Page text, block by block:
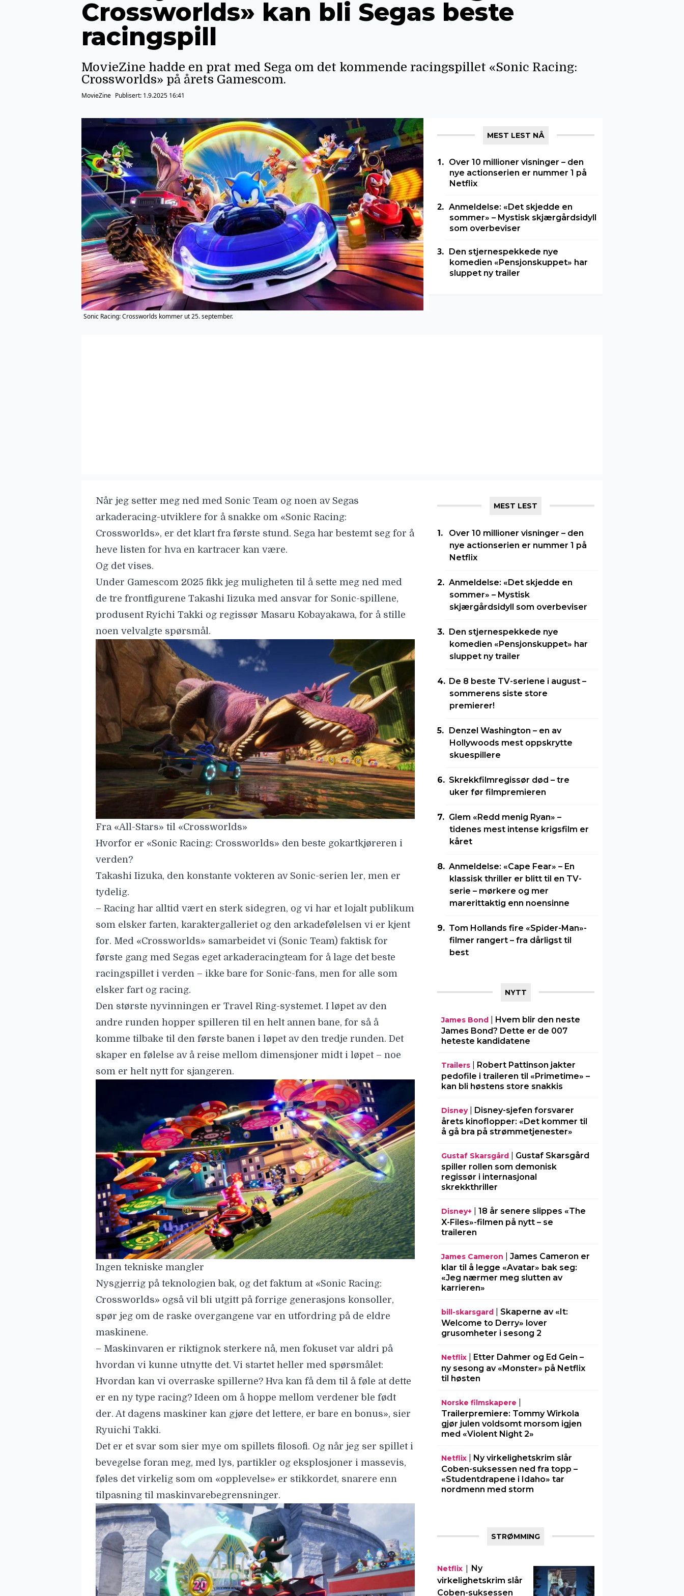
Crossworlds» kan bli Segas beste
racingspill
MovieZine hadde en prat med Sega om det kommende racingspillet «Sonic Racing:
Crossworlds» på årets Gamescom.
MovieZine Publisert: 1.9.2025 16:41
Sonic Racing: Crossworlds kommer ut 25. september.
MEST LEST NÅ
Over 10 millioner visninger – den
nye actionserien er nummer 1 på
Netflix
Anmeldelse: «Det skjedde en
sommer» – Mystisk skjærgårdsidyll
som overbeviser
Den stjernespekkede nye
komedien «Pensjonskuppet» har
sluppet ny trailer
Når jeg setter meg ned med Sonic Team og noen av Segas
arkaderacing-utviklere for å snakke om «Sonic Racing:
Crossworlds», er det klart fra første stund. Sega har bestemt seg for å
heve listen for hva en kartracer kan være.
Og det vises.
Under Gamescom 2025 fikk jeg muligheten til å sette meg ned med
de tre frontfigurene Takashi Iizuka med ansvar for Sonic-spillene,
produsent Ryichi Takki og regissør Masaru Kobayakawa, for å stille
noen velvalgte spørsmål.
Fra «All-Stars» til «Crossworlds»
Hvorfor er «Sonic Racing: Crossworlds» den beste gokartkjøreren i
verden?
Takashi Iizuka, den konstante vokteren av Sonic-serien ler, men er
tydelig.
– Racing har alltid vært en sterk sidegren, og vi har et lojalt publikum
som elsker farten, karaktergalleriet og den arkadefølelsen vi er kjent
for. Med «Crossworlds» samarbeidet vi (Sonic Team) faktisk for
første gang med Segas eget arkaderacingteam for å lage det beste
racingspillet i verden – ikke bare for Sonic-fans, men for alle som
elsker fart og racing.
Den største nyvinningen er Travel Ring-systemet. I løpet av den
andre runden hopper spilleren til en helt annen bane, for så å
komme tilbake til den første banen i løpet av den tredje runden. Det
skaper en følelse av å reise mellom dimensjoner midt i løpet – noe
som er helt nytt for sjangeren.
Ingen tekniske mangler
Nysgjerrig på teknologien bak, og det faktum at «Sonic Racing:
Crossworlds» også vil bli utgitt på forrige generasjons konsoller,
spør jeg om de raske overgangene var en utfordring på de eldre
maskinene.
– Maskinvaren er riktignok sterkere nå, men fokuset var aldri på
hvordan vi kunne utnytte det. Vi startet heller med spørsmålet:
Hvordan kan vi overraske spillerne? Hva kan få dem til å føle at dette
er en ny type racing? Ideen om å hoppe mellom verdener ble født
der. At dagens maskiner kan gjøre det lettere, er bare en bonus», sier
Ryuichi Takki.
Det er et svar som sier mye om spillets filosofi. Og når jeg ser spillet i
bevegelse foran meg, med lys, partikler og eksplosjoner i massevis,
føles det virkelig som om «opplevelse» er stikkordet, snarere enn
tilpasning til maskinvarebegrensninger.
MEST LEST
Over 10 millioner visninger – den
nye actionserien er nummer 1 på
Netflix
Anmeldelse: «Det skjedde en
sommer» – Mystisk
skjærgårdsidyll som overbeviser
Den stjernespekkede nye
komedien «Pensjonskuppet» har
sluppet ny trailer
De 8 beste TV-seriene i august –
sommerens siste store
premierer!
Denzel Washington – en av
Hollywoods mest oppskrytte
skuespillere
Skrekkfilmregissør død – tre
uker før filmpremieren
Glem «Redd menig Ryan» –
tidenes mest intense krigsfilm er
kåret
Anmeldelse: «Cape Fear» – En
klassisk thriller er blitt til en TV-
serie – mørkere og mer
marerittaktig enn noensinne
Tom Hollands fire «Spider-Man»-
filmer rangert – fra dårligst til
best
NYTT
James Bond| Hvem blir den neste
James Bond? Dette er de 007
heteste kandidatene
Trailers| Robert Pattinson jakter
pedofile i traileren til «Primetime» –
kan bli høstens store snakkis
Disney| Disney-sjefen forsvarer
årets kinoflopper: «Det kommer til
å gå bra på strømmetjenester»
Gustaf Skarsgård| Gustaf Skarsgård
spiller rollen som demonisk
regissør i internasjonal
skrekkthriller
Disney+
18 år senere slippes «The
X-Files»-filmen på nytt – se
traileren
James Cameron
James Cameron er
klar til å legge «Avatar» bak seg:
«Jeg nærmer meg slutten av
karrieren»
bill-skarsgard| Skaperne av «It:
Welcome to Derry» lover
grusomheter i sesong 2
Netflix| Etter Dahmer og Ed Gein –
ny sesong av «Monster» på Netflix
til høsten
Norske filmskapere
Trailerpremiere: Tommy Wirkola
gjør julen voldsomt morsom igjen
med «Violent Night 2»
Netflix| Ny virkelighetskrim slår
Coben-suksessen ned fra topp –
«Studentdrapene i Idaho» tar
nordmenn med storm
STRØMMING
Netflix| Ny
virkelighetskrim slår
Coben-suksessen